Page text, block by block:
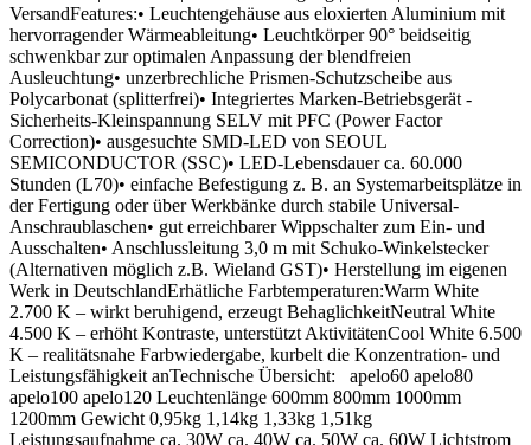
VersandFeatures:• Leuchtengehäuse aus eloxierten Aluminium mit
hervorragender Wärmeableitung• Leuchtkörper 90° beidseitig
schwenkbar zur optimalen Anpassung der blendfreien
Ausleuchtung• unzerbrechliche Prismen-Schutzscheibe aus
Polycarbonat (splitterfrei)• Integriertes Marken-Betriebsgerät -
Sicherheits-Kleinspannung SELV mit PFC (Power Factor
Correction)• ausgesuchte SMD-LED von SEOUL
SEMICONDUCTOR (SSC)• LED-Lebensdauer ca. 60.000
Stunden (L70)• einfache Befestigung z. B. an Systemarbeitsplätze in
der Fertigung oder über Werkbänke durch stabile Universal-
Anschraublaschen• gut erreichbarer Wippschalter zum Ein- und
Ausschalten• Anschlussleitung 3,0 m mit Schuko-Winkelstecker
(Alternativen möglich z.B. Wieland GST)• Herstellung im eigenen
Werk in DeutschlandErhätliche Farbtemperaturen:Warm White
2.700 K – wirkt beruhigend, erzeugt BehaglichkeitNeutral White
4.500 K – erhöht Kontraste, unterstützt AktivitätenCool White 6.500
K – realitätsnahe Farbwiedergabe, kurbelt die Konzentration- und
Leistungsfähigkeit anTechnische Übersicht: apelo60 apelo80
apelo100 apelo120 Leuchtenlänge 600mm 800mm 1000mm
1200mm Gewicht 0,95kg 1,14kg 1,33kg 1,51kg
Leistungsaufnahme ca. 30W ca. 40W ca. 50W ca. 60W Lichtstrom